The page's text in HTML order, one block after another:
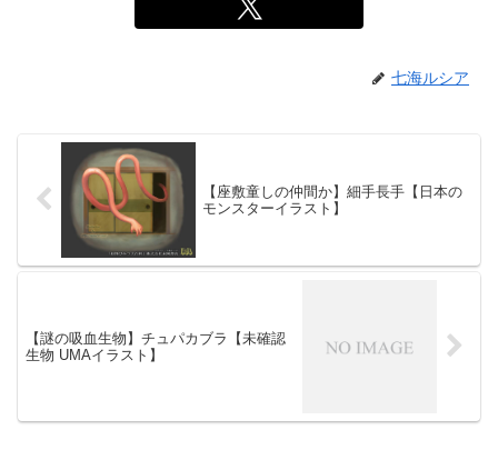
七海ルシア
【座敷童しの仲間か】細手長手【日本の
モンスターイラスト】
【謎の吸血生物】チュパカブラ【未確認
生物 UMAイラスト】